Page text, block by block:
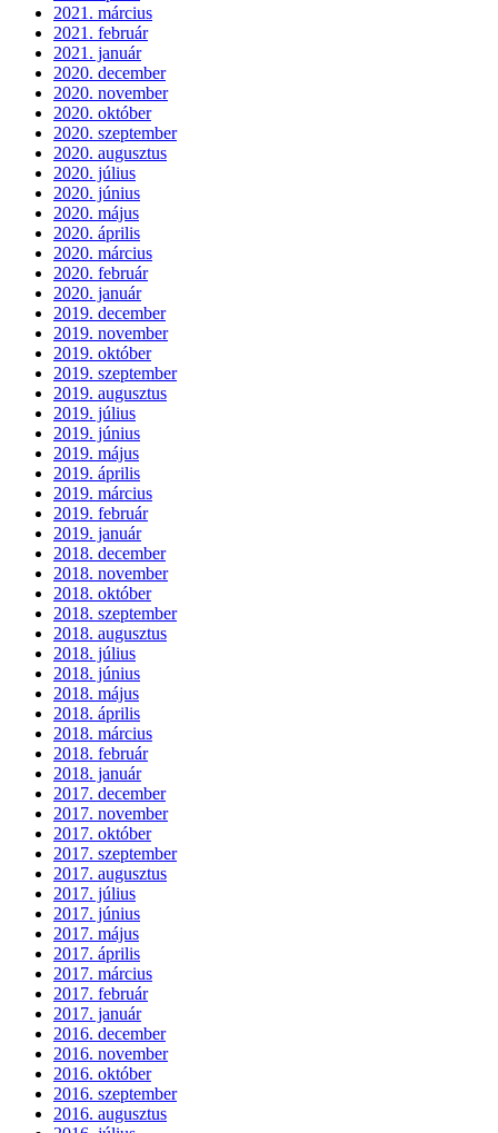
2021. március
2021. február
2021. január
2020. december
2020. november
2020. október
2020. szeptember
2020. augusztus
2020. július
2020. június
2020. május
2020. április
2020. március
2020. február
2020. január
2019. december
2019. november
2019. október
2019. szeptember
2019. augusztus
2019. július
2019. június
2019. május
2019. április
2019. március
2019. február
2019. január
2018. december
2018. november
2018. október
2018. szeptember
2018. augusztus
2018. július
2018. június
2018. május
2018. április
2018. március
2018. február
2018. január
2017. december
2017. november
2017. október
2017. szeptember
2017. augusztus
2017. július
2017. június
2017. május
2017. április
2017. március
2017. február
2017. január
2016. december
2016. november
2016. október
2016. szeptember
2016. augusztus